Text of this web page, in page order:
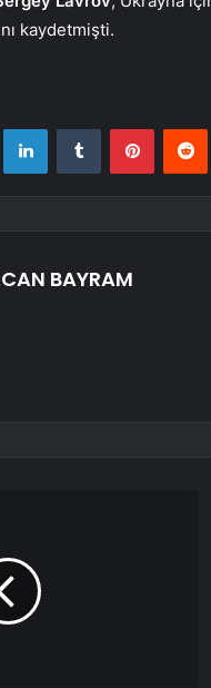
kaydetmişti.
LinkedInTumblr Pinterest
BAYRAM